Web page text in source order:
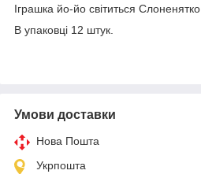
Іграшка йо-йо світиться Слоненятко.
В упаковці 12 штук.
Умови доставки
Нова Пошта
Укрпошта